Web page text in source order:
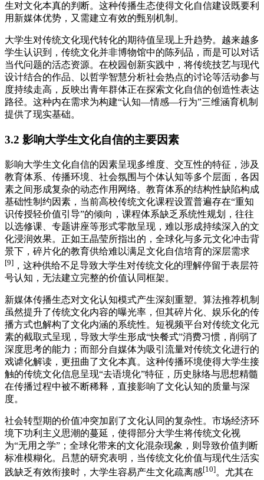
生对文化本真的判断。这种传播生态使得文化自信建设既要利
用新媒体优势，又需建立有效的甄别机制。
大学生对传统文化现代转化的期待值呈现上升趋势。越来越多
学生认识到，传统文化并非博物馆中的陈列品，而是可以对话
当代问题的活态资源。在校园创新实践中，将传统技艺与现代
设计结合的作品、以哲学智慧分析社会热点的讨论等活动参与
度持续走高，反映出青年群体正在探索文化自信的创造性表达
路径。这种内在需求为构建“认知—情感—行为”三维涵育机制
提供了现实基础。
3.2 影响大学生文化自信的主要因素
影响大学生文化自信的因素呈现多维度、交互性的特征，涉及
教育体系、传播环境、社会氛围与个体认知等多个层面，各因
素之间形成复杂的动态作用网络。教育体系的结构性缺陷构成
基础性制约因素，当前高校传统文化课程设置普遍存在“重知
识传授轻价值引导”的倾向，课程体系缺乏系统性规划，往往
以选修课、专题讲座等形式零散呈现，难以形成持续深入的文
化浸润效果。正如王晶莹所指出的，全球化与多元文化冲击背
景下，碎片化的教育供给难以满足文化自信培育的深层需求
[9] ，这种供给不足导致大学生对传统文化的理解停留于表层符
号认知，无法建立完整的价值认同框架。
新媒体传播生态对文化认知模式产生深刻重塑。算法推荐机制
虽然提升了传统文化内容的曝光率，但其碎片化、娱乐化的传
播方式也解构了文化内涵的系统性。短视频平台对传统文化元
素的截取式呈现，导致大学生形成“快餐式”消费习惯，削弱了
深度思考的能力；而部分自媒体为吸引流量对传统文化进行的
戏谑化解读，更扭曲了文化本真。这种传播环境使得大学生接
触的传统文化信息呈现“去语境化”特征，历史脉络与思想精髓
在传播过程中被不断稀释，直接影响了文化认知的质量与深
度。
社会转型期的价值冲突加剧了文化认同的复杂性。市场经济环
境下功利主义思潮的蔓延，使得部分大学生将传统文化视
为“无用之学”；全球化带来的文化混杂现象，则导致价值判断
标准模糊化。吕慧的研究表明，当传统文化价值与现代生活实
践缺乏有效衔接时，大学生容易产生文化疏离感[10]。尤其在